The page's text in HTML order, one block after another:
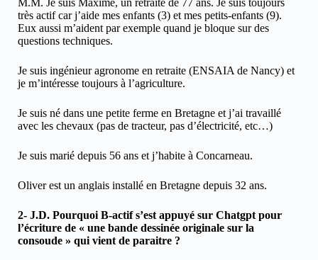
M.M. Je suis Maxime, un retraité de 77 ans. Je suis toujours
très actif car j’aide mes enfants (3) et mes petits-enfants (9).
Eux aussi m’aident par exemple quand je bloque sur des
questions techniques.
Je suis ingénieur agronome en retraite (ENSAIA de Nancy) et
je m’intéresse toujours à l’agriculture.
Je suis né dans une petite ferme en Bretagne et j’ai travaillé
avec les chevaux (pas de tracteur, pas d’électricité, etc…)
Je suis marié depuis 56 ans et j’habite à Concarneau.
Oliver est un anglais installé en Bretagne depuis 32 ans.
2- J.D. Pourquoi B-actif s’est appuyé sur Chatgpt pour
l’écriture de « une bande dessinée originale sur la
consoude » qui vient de paraitre ?